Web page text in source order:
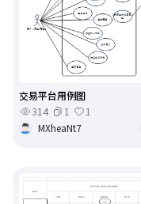
交易平台用例图
314
1
1
MXheaNt7